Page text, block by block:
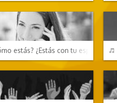
PERSONAJES Y FRASES
estás? ¿Estás con tu esposa o
CANCIONES FRIKIS